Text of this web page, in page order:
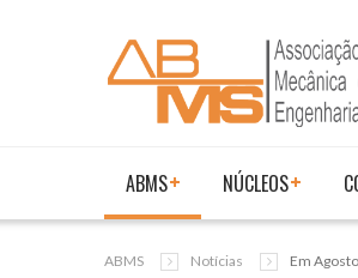
ABMS NÚCLEOS
ABMS Notícias Em